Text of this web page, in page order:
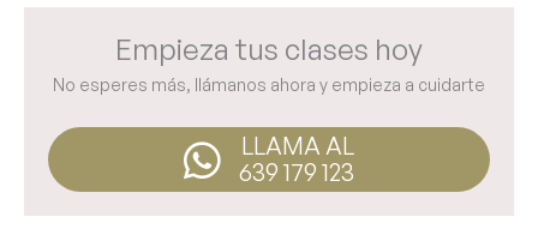
Empieza tus clases hoy
No esperes más, llámanos ahora y empieza a cuidarte
LLAMA AL
639 179 123